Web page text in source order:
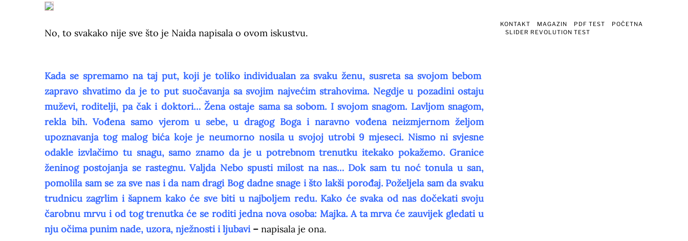
No, to svakako nije sve što je Naida napisala o ovom iskustvu.
Kada se spremamo na taj put, koji je toliko individualan za svaku ženu, susreta sa svojom bebom
zapravo shvatimo da je to put suočavanja sa svojim najvećim strahovima. Negdje u pozadini ostaju
muževi, roditelji, pa čak i doktori… Žena ostaje sama sa sobom. I svojom snagom. Lavljom snagom,
rekla bih. Vođena samo vjerom u sebe, u dragog Boga i naravno vođena neizmjernom željom
upoznavanja tog malog bića koje je neumorno nosila u svojoj utrobi 9 mjeseci. Nismo ni svjesne
odakle izvlačimo tu snagu, samo znamo da je u potrebnom trenutku itekako pokažemo. Granice
ženinog postojanja se rastegnu. Valjda Nebo spusti milost na nas… Dok sam tu noć tonula u san,
pomolila sam se za sve nas i da nam dragi Bog dadne snage i što lakši porođaj. Poželjela sam da svaku
trudnicu zagrlim i šapnem kako će sve biti u najboljem redu. Kako će svaka od nas dočekati svoju
čarobnu mrvu i od tog trenutka će se roditi jedna nova osoba: Majka. A ta mrva će zauvijek gledati u
nju očima punim nade, uzora, nježnosti i ljubavi – napisala je ona.
KONTAKT MAGAZIN PDF TEST
POČETNA
SLIDER REVOLUTION TEST